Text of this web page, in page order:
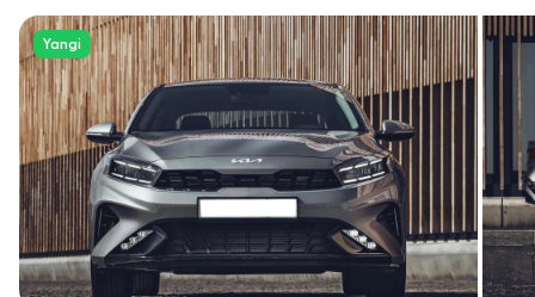
Yangi